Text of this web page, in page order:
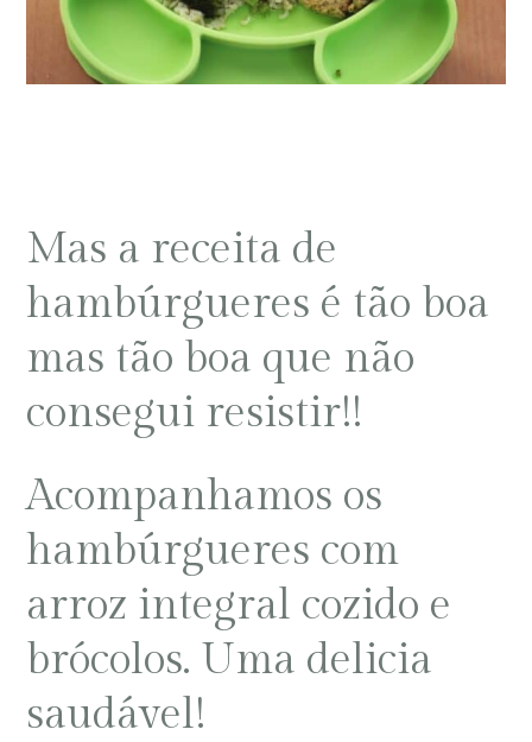
Mas a receita de
hambúrgueres é tão boa
mas tão boa que não
consegui resistir!!
Acompanhamos os
hambúrgueres com
arroz integral cozido e
brócolos. Uma delicia
saudável!